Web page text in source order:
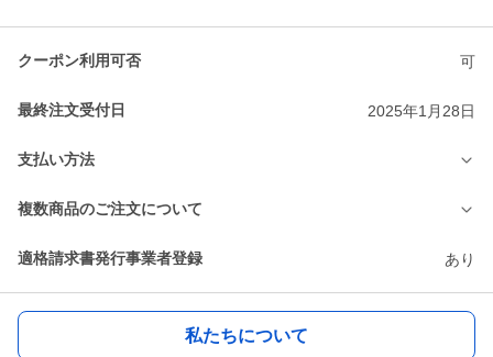
クーポン利用可否 可
最終注文受付日 2025年1月28日
支払い方法
複数商品のご注文について
適格請求書発行事業者登録 あり
私たちについて